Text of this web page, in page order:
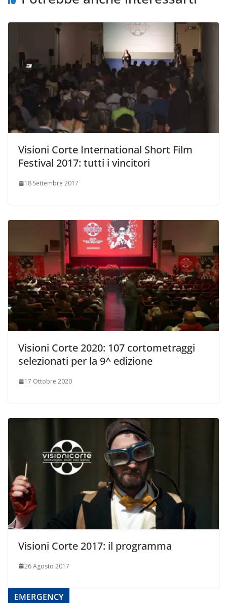
Visioni Corte International Short Film
Festival 2017: tutti i vincitori
18 Settembre 2017
Visioni Corte 2020: 107 cortometraggi
selezionati per la 9^ edizione
17 Ottobre 2020
Visioni Corte 2017: il programma
26 Agosto 2017
EMERGENCY